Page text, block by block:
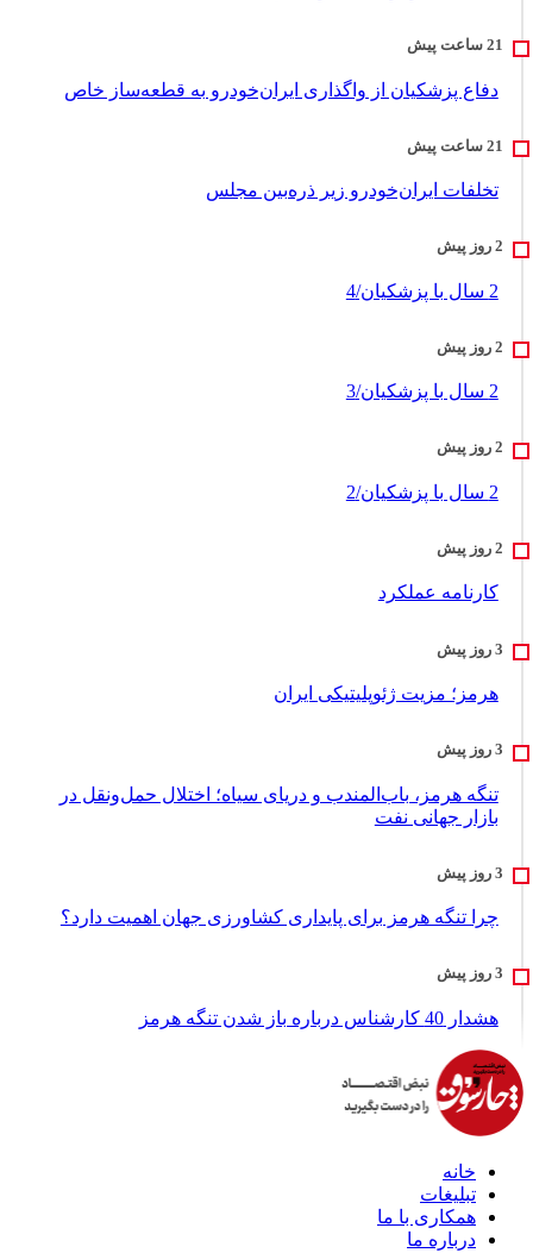
دفاع پزشکیان از واگذاری ایران‌خودرو به قطعه‌ساز خاص
تخلفات ایران‌خودرو زیر ذره‌بین مجلس
2 سال با پزشکیان/4
2 سال با پزشکیان/3
2 سال با پزشکیان/2
کارنامه عملکرد
هرمز؛ مزیت ژئوپلیتیکی ایران
تنگه هرمز، باب‌المندب و دریای سیاه؛ اختلال حمل‌ونقل در
بازار جهانی نفت
چرا تنگه هرمز برای پایداری کشاورزی جهان اهمیت دارد؟
هشدار 40 کارشناس درباره باز شدن تنگه هرمز
خانه
تبلیغات
همکاری با ما
درباره ما